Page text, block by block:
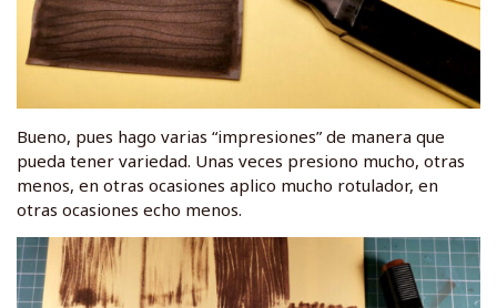
Bueno, pues hago varias “impresiones” de manera que
pueda tener variedad. Unas veces presiono mucho, otras
menos, en otras ocasiones aplico mucho rotulador, en
otras ocasiones echo menos.